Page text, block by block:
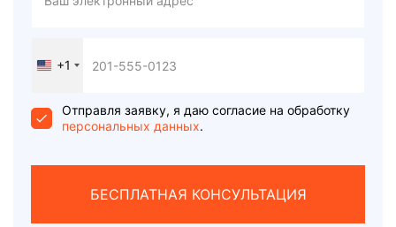
United
+1
+1
Отправля заявку, я даю согласие на обработку
персональных данных.
БЕСПЛАТНАЯ КОНСУЛЬТАЦИЯ